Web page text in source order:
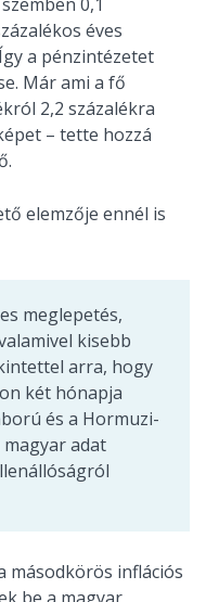
éves
a pénzintézetet
Már ami a fő
2,2 százalékra
– tette hozzá
elemzője ennél is
meglepetés,
kisebb
arra, hogy
két hónapja
és a Hormuzi-
adat
másodkörös inflációs